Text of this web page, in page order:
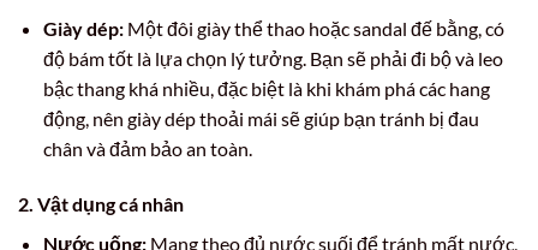
Giày dép:Một đôi giày thể thao hoặc sandal đế bằng, có
độ bám tốt là lựa chọn lý tưởng. Bạn sẽ phải đi bộ và leo
bậc thang khá nhiều, đặc biệt là khi khám phá các hang
động, nên giày dép thoải mái sẽ giúp bạn tránh bị đau
chân và đảm bảo an toàn.
2. Vật dụng cá nhân
Nước uống:Mang theo đủ nước suối để tránh mất nước,